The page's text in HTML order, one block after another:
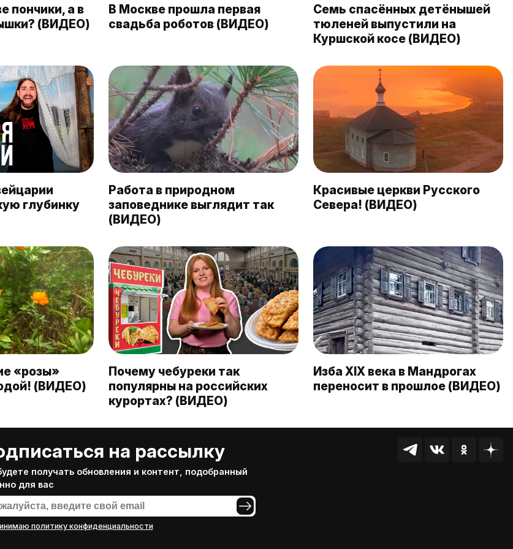
пончики, а в
(ВИДЕО)
В Москве прошла первая
свадьба роботов (ВИДЕО)
Семь спасённых детёнышей
тюленей выпустили на
Куршской косе (ВИДЕО)
глубинку
Работа в природном
заповеднике выглядит так
(ВИДЕО)
Красивые церкви Русского
Севера! (ВИДЕО)
«розы»
(ВИДЕО)
Почему чебуреки так
популярны на российских
курортах? (ВИДЕО)
Изба XIX века в Мандрогах
переносит в прошлое (ВИДЕО)
на рассылку
получать обновления и контент, подобранный
для вас
политику конфиденциальности